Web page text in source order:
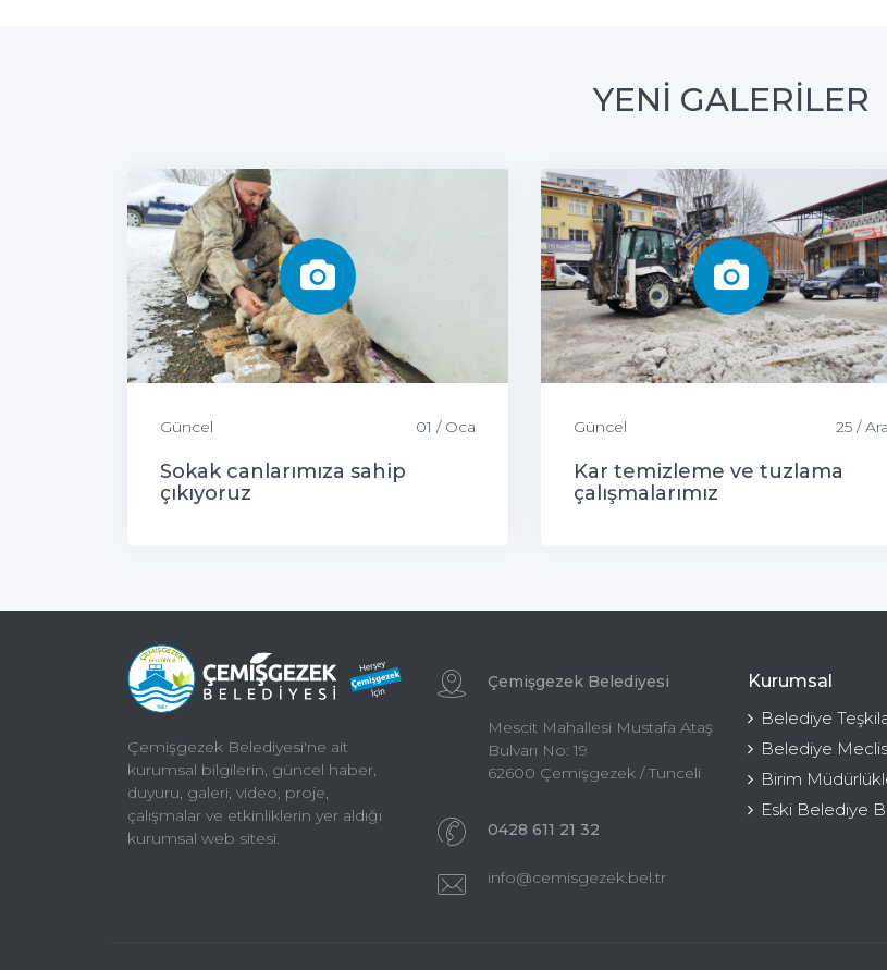
YENİ GALERİLER
Güncel 01 / Oca
Sokak canlarımıza sahip
çıkıyoruz
Güncel 25 / Ara
Kar temizleme ve tuzlama
çalışmalarımız
Çemişgezek Belediyesi'ne ait
kurumsal bilgilerin, güncel haber,
duyuru, galeri, video, proje,
çalışmalar ve etkinliklerin yer aldığı
kurumsal web sitesi.
Çemişgezek Belediyesi
Mescit Mahallesi Mustafa Ataş
Bulvarı No: 19
62600 Çemişgezek / Tunceli
0428 611 21 32
info@cemisgezek.bel.tr
Kurumsal
Belediye
Belediye
Birim
Eski Belediye